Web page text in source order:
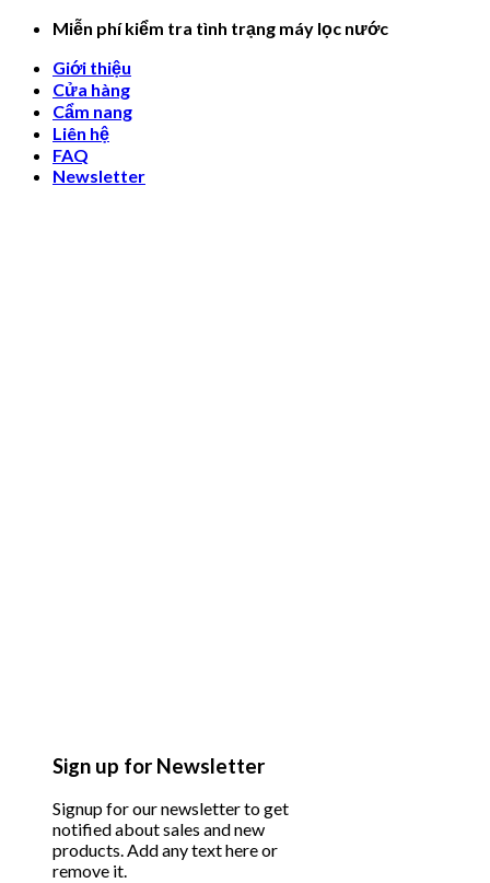
Skip
content
Miễn phí kiểm tra tình trạng máy lọc nước
Giới thiệu
Cửa hàng
Cẩm nang
Liên hệ
FAQ
Newsletter
Sign up for Newsletter
Signup for our newsletter to get
notified about sales and new
products. Add any text here or
remove it.